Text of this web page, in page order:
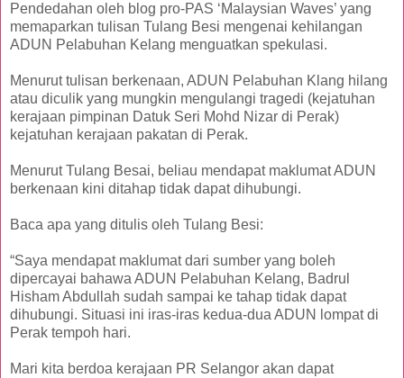
Pendedahan oleh blog pro-PAS ‘Malaysian Waves’ yang
memaparkan tulisan Tulang Besi mengenai kehilangan
ADUN Pelabuhan Kelang menguatkan spekulasi.
Menurut tulisan berkenaan, ADUN Pelabuhan Klang hilang
atau diculik yang mungkin mengulangi tragedi (kejatuhan
kerajaan pimpinan Datuk Seri Mohd Nizar di Perak)
kejatuhan kerajaan pakatan di Perak.
Menurut Tulang Besai, beliau mendapat maklumat ADUN
berkenaan kini ditahap tidak dapat dihubungi.
Baca apa yang ditulis oleh Tulang Besi:
“Saya mendapat maklumat dari sumber yang boleh
dipercayai bahawa ADUN Pelabuhan Kelang, Badrul
Hisham Abdullah sudah sampai ke tahap tidak dapat
dihubungi. Situasi ini iras-iras kedua-dua ADUN lompat di
Perak tempoh hari.
Mari kita berdoa kerajaan PR Selangor akan dapat